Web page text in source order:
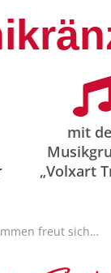
mit
„Volxart
freut sich…